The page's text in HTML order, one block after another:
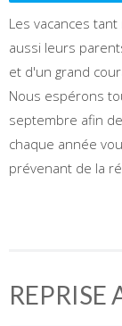
Les vacances
aussi leurs
et d'un grand
Nous espérons
septembre afin
chaque année
prévenant de la
REPRISE